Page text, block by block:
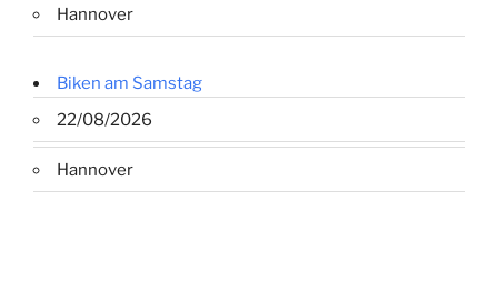
Hannover
Biken am Samstag
22/08/2026
Hannover